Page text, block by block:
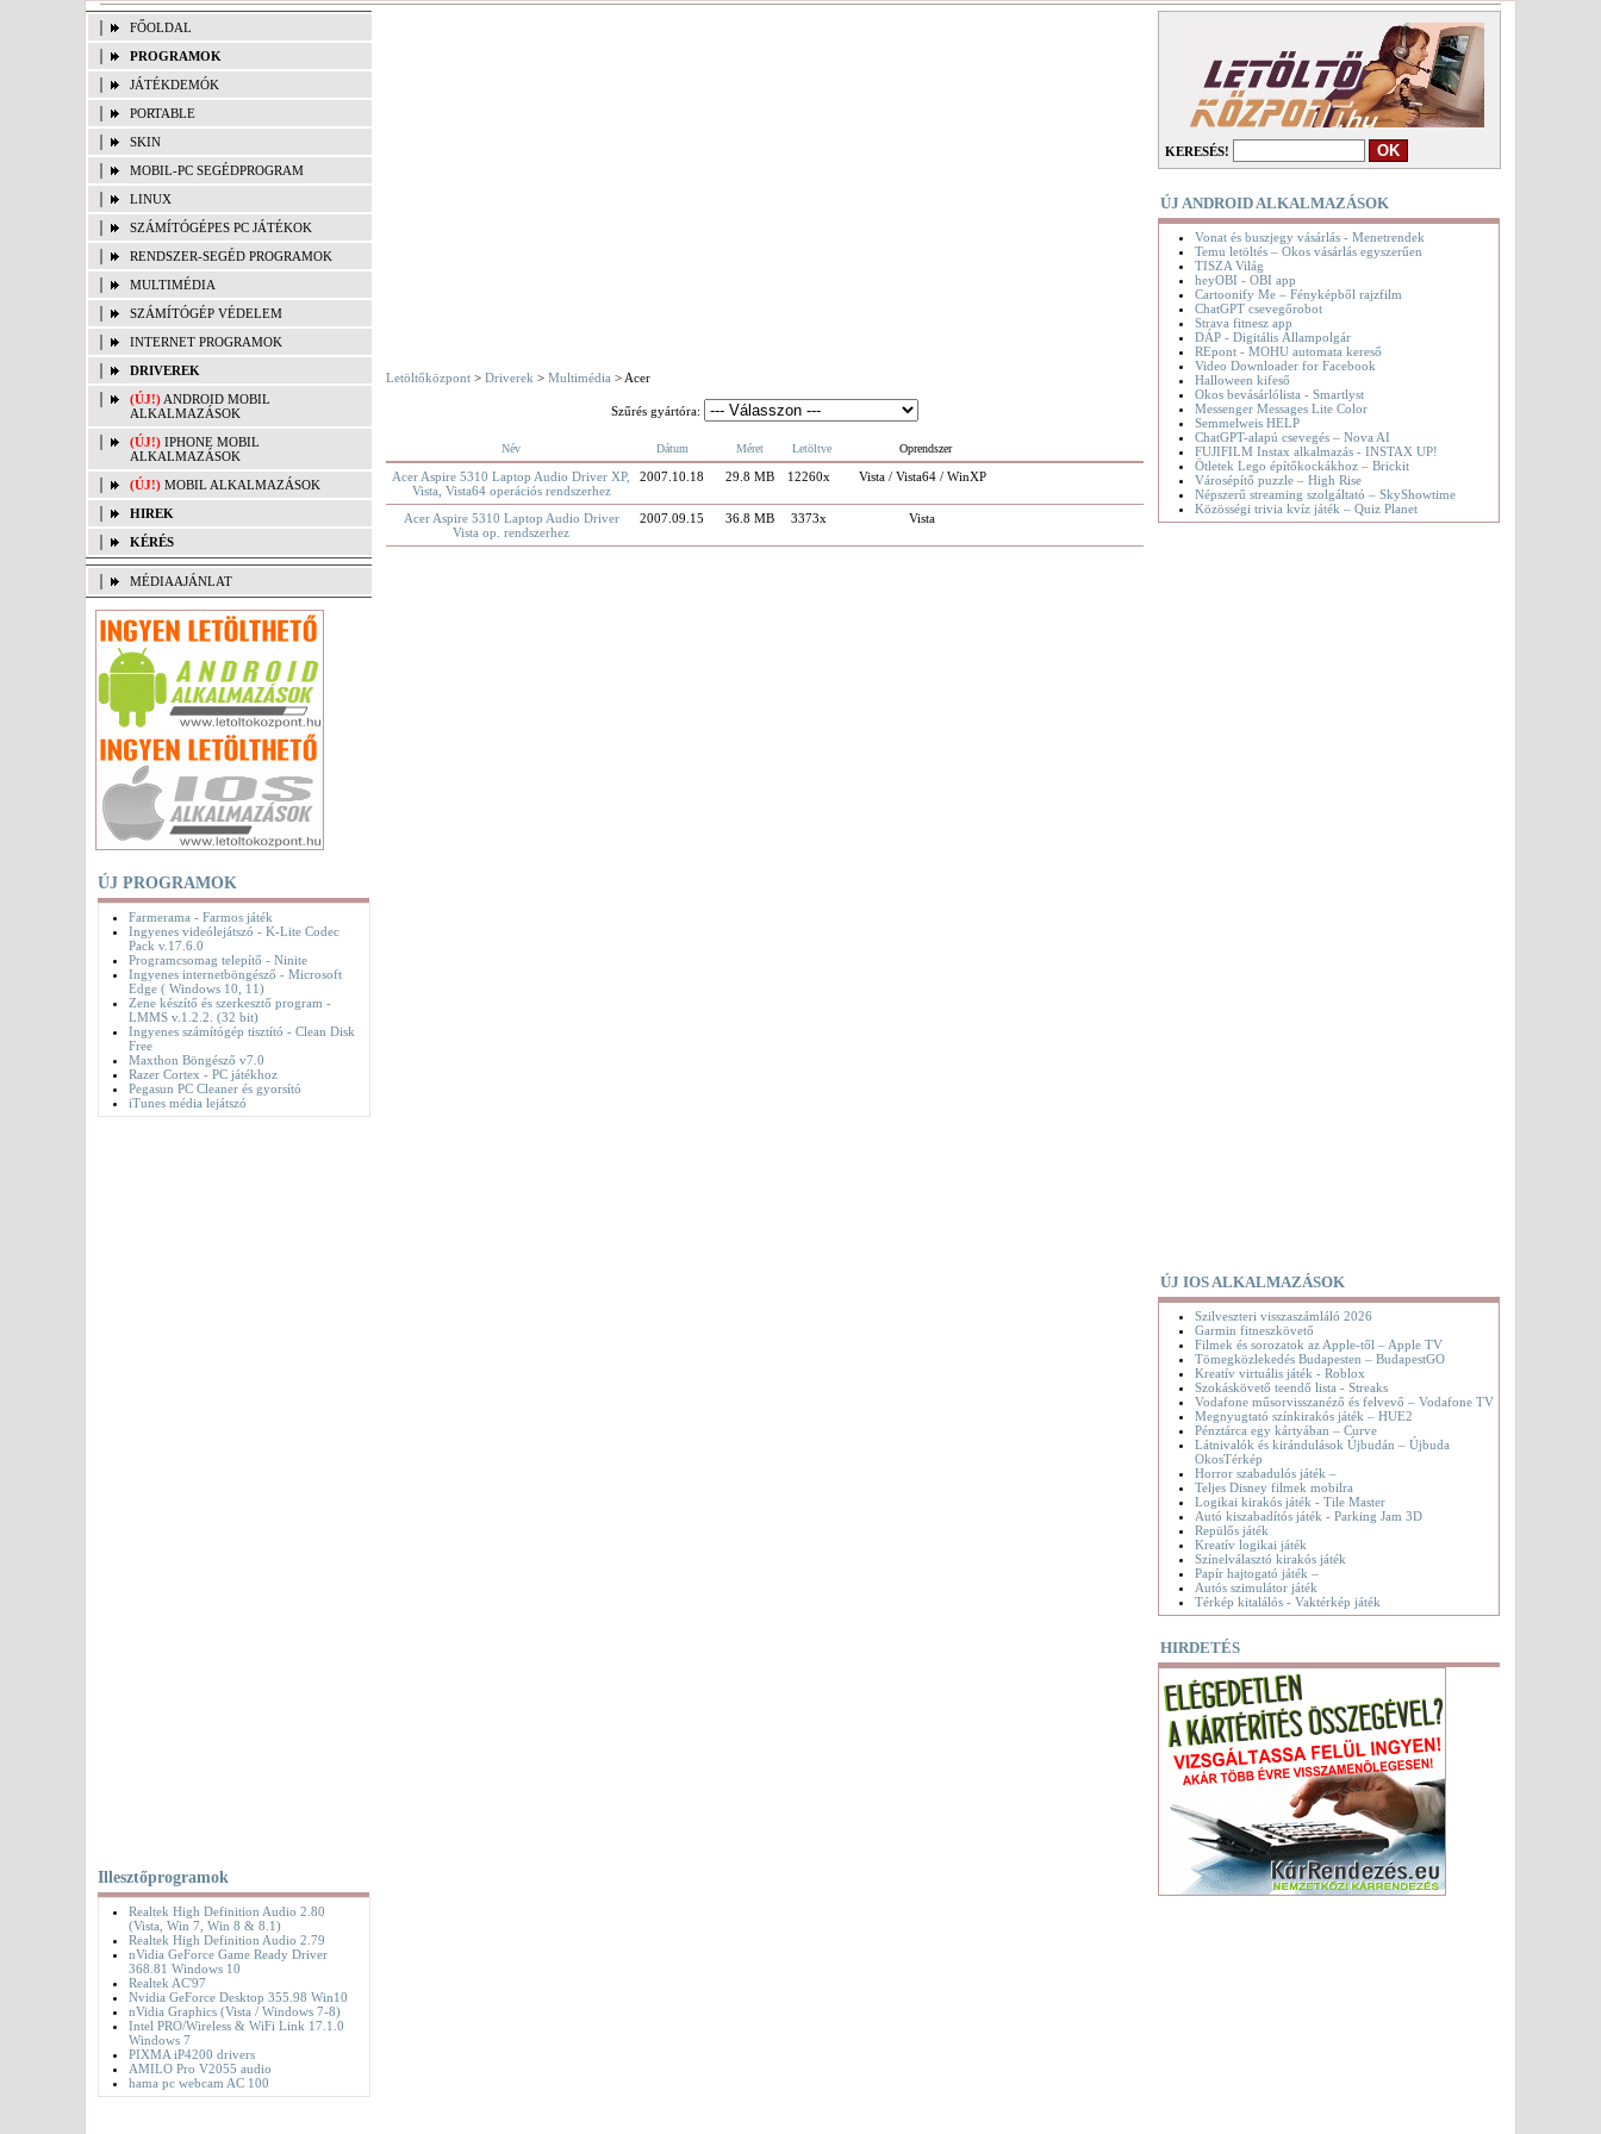
FŐOLDAL
PROGRAMOK
JÁTÉKDEMÓK
PORTABLE
SKIN
MOBIL-PC SEGÉDPROGRAM
LINUX
SZÁMÍTÓGÉPES PC JÁTÉKOK
RENDSZER-SEGÉD PROGRAMOK
MULTIMÉDIA
SZÁMÍTÓGÉP VÉDELEM
INTERNET PROGRAMOK
DRIVEREK
(ÚJ!) ANDROID MOBIL
ALKALMAZÁSOK
(ÚJ!) IPHONE MOBIL
ALKALMAZÁSOK
(ÚJ!) MOBIL ALKALMAZÁSOK
HIREK
KÉRÉS
MÉDIAAJÁNLAT
ÚJ PROGRAMOK
Farmerama - Farmos játék
Ingyenes videólejátszó - K-Lite Codec
Pack v.17.6.0
Programcsomag telepítő - Ninite
Ingyenes internetböngésző - Microsoft
Edge ( Windows 10, 11)
Zene készítő és szerkesztő program -
LMMS v.1.2.2. (32 bit)
Ingyenes számítógép tisztító - Clean Disk
Free
Maxthon Böngésző v7.0
Razer Cortex - PC játékhoz
Pegasun PC Cleaner és gyorsító
iTunes média lejátszó
Illesztőprogramok
Realtek High Definition Audio 2.80
(Vista, Win 7, Win 8 & 8.1)
Realtek High Definition Audio 2.79
nVidia GeForce Game Ready Driver
368.81 Windows 10
Realtek AC'97
Nvidia GeForce Desktop 355.98 Win10
nVidia Graphics (Vista / Windows 7-8)
Intel PRO/Wireless & WiFi Link 17.1.0
Windows 7
PIXMA iP4200 drivers
AMILO Pro V2055 audio
hama pc webcam AC 100
Letöltőközpont > Driverek > Multimédia > Acer
Szűrés gyártóra:
Név Dátum Méret Letöltve Oprendszer
Acer Aspire 5310 Laptop Audio Driver XP,
Vista, Vista64 operációs rendszerhez
2007.10.18 29.8 MB 12260x Vista / Vista64 / WinXP
Acer Aspire 5310 Laptop Audio Driver
Vista op. rendszerhez
2007.09.15 36.8 MB 3373x Vista
KERESÉS!
ÚJ ANDROID ALKALMAZÁSOK
Vonat és buszjegy vásárlás - Menetrendek
Temu letöltés – Okos vásárlás egyszerűen
TISZA Világ
heyOBI - OBI app
Cartoonify Me – Fényképből rajzfilm
ChatGPT csevegőrobot
Strava fitnesz app
DÁP - Digitális Állampolgár
REpont - MOHU automata kereső
Video Downloader for Facebook
Halloween kifeső
Okos bevásárlólista - Smartlyst
Messenger Messages Lite Color
Semmelweis HELP
ChatGPT-alapú csevegés – Nova AI
FUJIFILM Instax alkalmazás - INSTAX UP!
Ötletek Lego építőkockákhoz – Brickit
Városépítő puzzle – High Rise
Népszerű streaming szolgáltató – SkyShowtime
Közösségi trivia kvíz játék – Quiz Planet
ÚJ IOS ALKALMAZÁSOK
Szilveszteri visszaszámláló 2026
Garmin fitneszkövető
Filmek és sorozatok az Apple-től – Apple TV
Tömegközlekedés Budapesten – BudapestGO
Kreatív virtuális játék - Roblox
Szokáskövető teendő lista - Streaks
Vodafone műsorvisszanéző és felvevő – Vodafone TV
Megnyugtató színkirakós játék – HUE2
Pénztárca egy kártyában – Curve
Látnivalók és kirándulások Újbudán – Újbuda
OkosTérkép
Horror szabadulós játék –
Teljes Disney filmek mobilra
Logikai kirakós játék - Tile Master
Autó kiszabadítós játék - Parking Jam 3D
Repülős játék
Kreatív logikai játék
Színelválasztó kirakós játék
Papír hajtogató játék –
Autós szimulátor játék
Térkép kitalálós - Vaktérkép játék
HIRDETÉS